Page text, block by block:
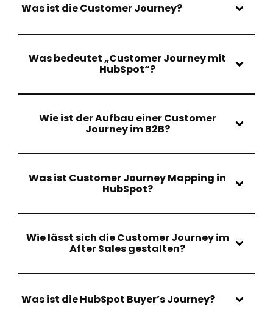
Was ist die Customer Journey?
Was bedeutet „Customer Journey mit
HubSpot“?
Wie ist der Aufbau einer Customer
Journey im B2B?
Was ist Customer Journey Mapping in
HubSpot?
Wie lässt sich die Customer Journey im
After Sales gestalten?
Was ist die HubSpot Buyer’s Journey?